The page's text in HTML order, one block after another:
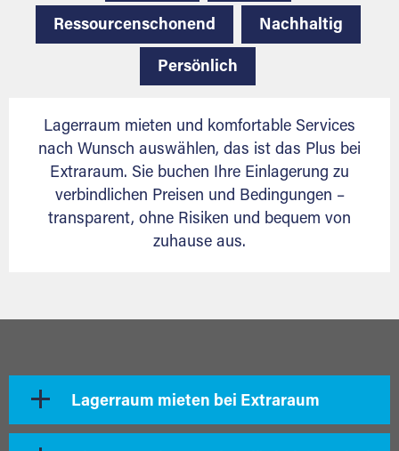
Ressourcenschonend Nachhaltig
Persönlich
Lagerraum mieten und komfortable Services
nach Wunsch auswählen, das ist das Plus bei
Extraraum. Sie buchen Ihre Einlagerung zu
verbindlichen Preisen und Bedingungen –
transparent, ohne Risiken und bequem von
zuhause aus.
Lagerraum mieten bei Extraraum